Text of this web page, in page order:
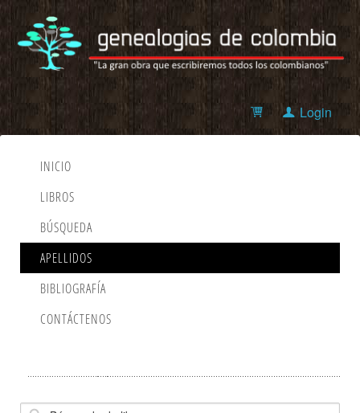
Login
INICIO
LIBROS
BÚSQUEDA
APELLIDOS
BIBLIOGRAFÍA
CONTÁCTENOS